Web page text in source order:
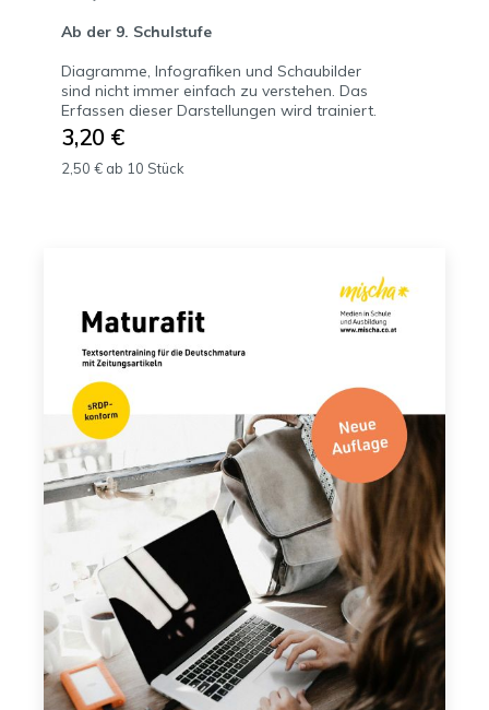
Ab der 9. Schulstufe
Diagramme, Infografiken und Schaubilder
sind nicht immer einfach zu verstehen. Das
Erfassen dieser Darstellungen wird trainiert.
3,20 €
2,50 € ab 10 Stück